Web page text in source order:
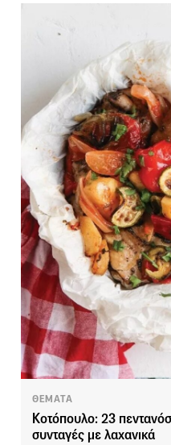
ΘΕΜΑΤΑ
Κοτόπουλο: 23
συνταγές με λαχανικά